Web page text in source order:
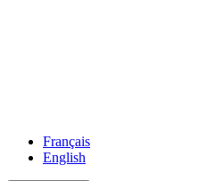
Français
English